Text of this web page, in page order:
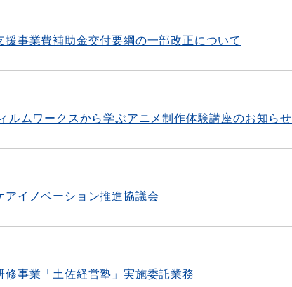
事業費補助金交付要綱の一部改正について
ルムワークスから学ぶアニメ制作体験講座のお知らせ
イノベーション推進協議会
事業「土佐経営塾」実施委託業務